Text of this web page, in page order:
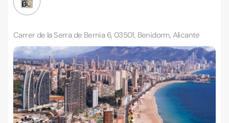
Carrer de la Serra de Bernia 6, 03501, Benidorm, Alicante